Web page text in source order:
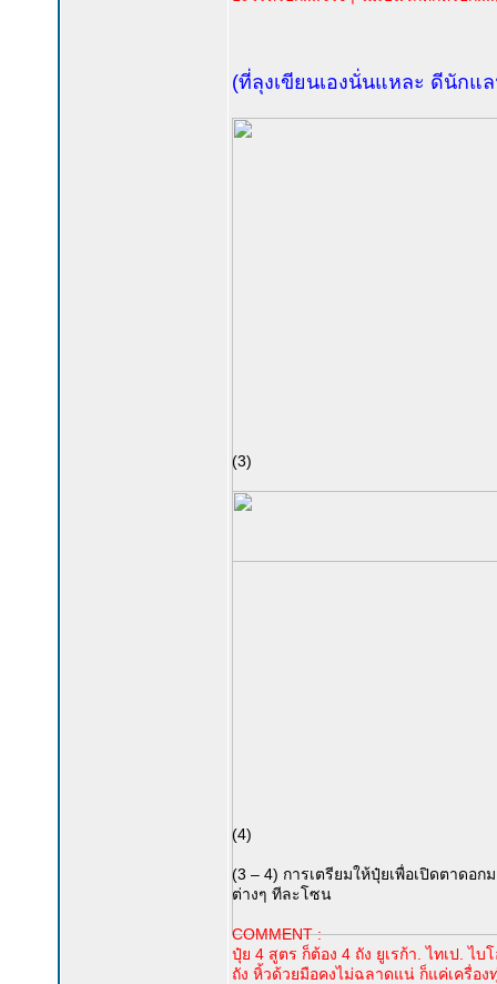
(ที่ลุงเขียนเองนั่นแหละ ดีนักแ
(3)
(4)
(3 – 4) การเตรียมให้ปุ๋ยเพื่อเปิดตาดอ
ต่างๆ ทีละโซน
COMMENT :
ปุ๋ย 4 สูตร ก็ต้อง 4 ถัง ยูเรก้า. ไทเป. ไบ
ถัง หิ้วด้วยมือคงไม่ฉลาดแน่ ก็แค่เครื่อ